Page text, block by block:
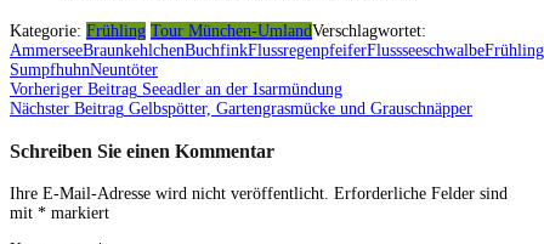
Kategorie: Frühling Tour München-UmlandVerschlagwortet:
AmmerseeBraunkehlchenBuchfinkFlussregenpfeiferFlussseeschwalbeFrühling
SumpfhuhnNeuntöter
Beitragsnavigation
Vorheriger Beitrag Seeadler an der Isarmündung
Nächster Beitrag Gelbspötter, Gartengrasmücke und Grauschnäpper
Schreiben Sie einen Kommentar
Ihre E-Mail-Adresse wird nicht veröffentlicht. Erforderliche Felder sind
mit * markiert